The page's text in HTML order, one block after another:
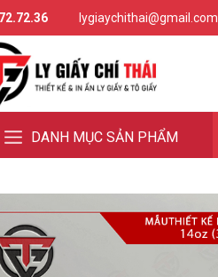
lygiaychithai@gmail.com
DANH MỤC SẢN PHẨM